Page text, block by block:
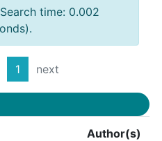
time: 0.002
1 next
Author(s)